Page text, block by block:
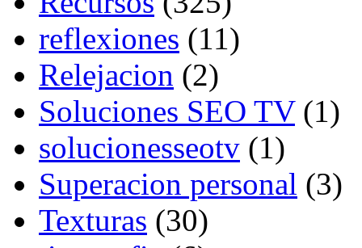
reflexiones (11)
Relejacion (2)
Soluciones SEO TV(1)
solucionesseotv (1)
Superacion personal (3)
Texturas (30)